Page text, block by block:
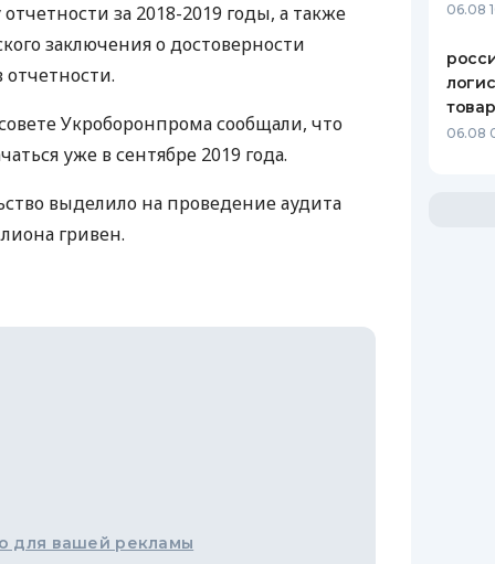
за 2018-2019 годы, а также
заключения о достоверности
Укроборонпрома сообщали, что
уже в сентябре 2019 года.
выделило на проведение аудита
гривен.
для вашей рекламы
06.08
06.08